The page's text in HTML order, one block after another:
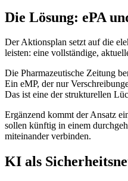
Die Lösung: ePA
Der Aktionsplan setzt auf die
leisten: eine vollständige,
Die Pharmazeutische Zeitung
Ein eMP, der nur
Das ist eine der strukturellen
Ergänzend kommt der Ansatz
sollen künftig in einem
miteinander verbinden.
KI als